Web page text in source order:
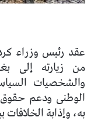
عقد رئيس وزراء
من زيارته إلى
والشخصيات
الوطنى ودعم حقوق
به، وإذابة